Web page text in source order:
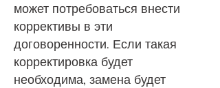
может потребоваться внести
коррективы в эти
договоренности. Если такая
корректировка будет
необходима, замена будет